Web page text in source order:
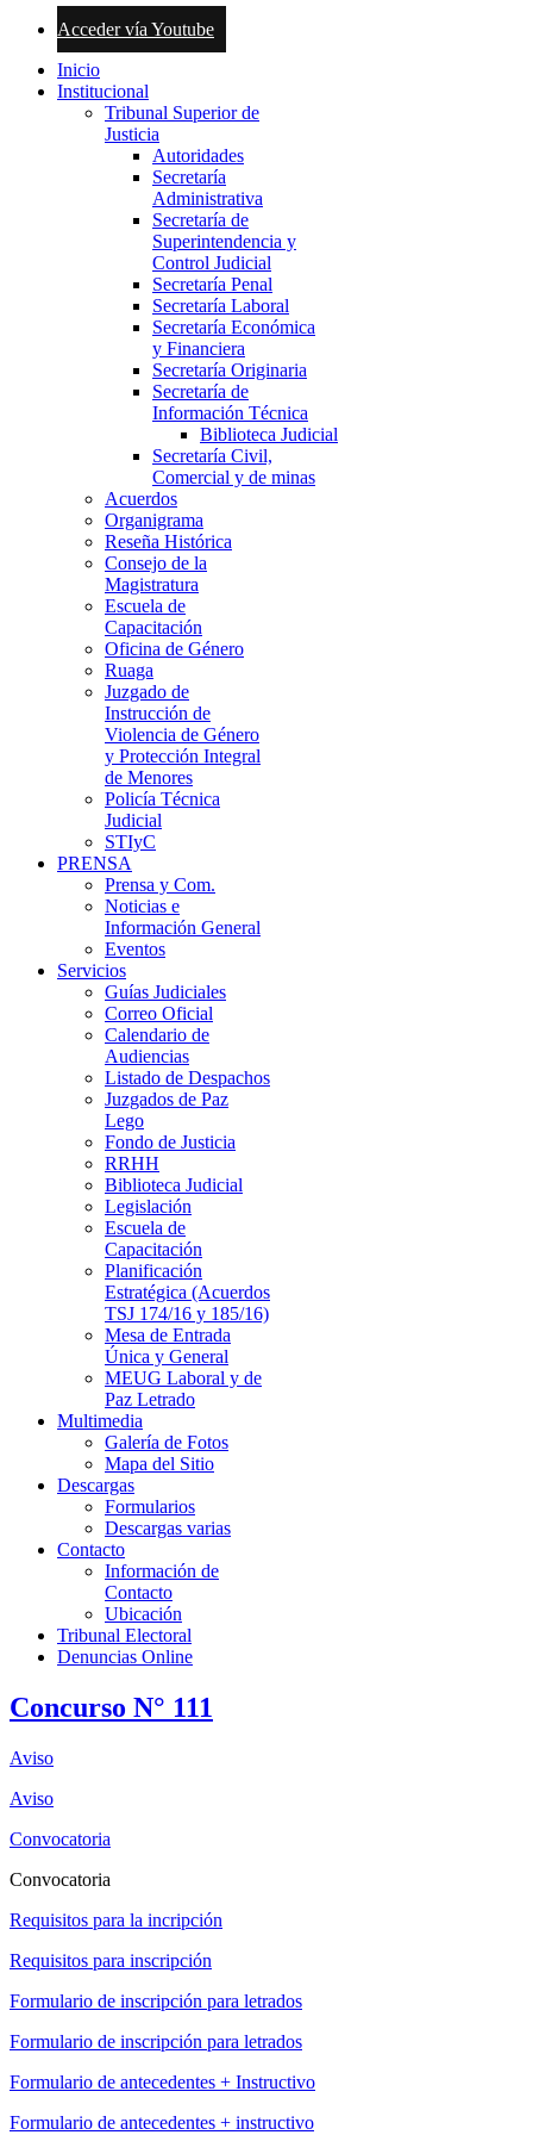
Acceder vía Youtube
Inicio
Institucional
Tribunal Superior de
Justicia
Autoridades
Secretaría
Administrativa
Secretaría de
Superintendencia y
Control Judicial
Secretaría Penal
Secretaría Laboral
Secretaría Económica
y Financiera
Secretaría Originaria
Secretaría de
Información Técnica
Biblioteca Judicial
Secretaría Civil,
Comercial y de minas
Acuerdos
Organigrama
Reseña Histórica
Consejo de la
Magistratura
Escuela de
Capacitación
Oficina de Género
Ruaga
Juzgado de
Instrucción de
Violencia de Género
y Protección Integral
de Menores
Policía Técnica
Judicial
STIyC
PRENSA
Prensa y Com.
Noticias e
Información General
Eventos
Servicios
Guías Judiciales
Correo Oficial
Calendario de
Audiencias
Listado de Despachos
Juzgados de Paz
Lego
Fondo de Justicia
RRHH
Biblioteca Judicial
Legislación
Escuela de
Capacitación
Planificación
Estratégica (Acuerdos
TSJ 174/16 y 185/16)
Mesa de Entrada
Única y General
MEUG Laboral y de
Paz Letrado
Multimedia
Galería de Fotos
Mapa del Sitio
Descargas
Formularios
Descargas varias
Contacto
Información de
Contacto
Ubicación
Tribunal Electoral
Denuncias Online
Concurso N° 111
Aviso
Aviso
Convocatoria
Convocatoria
Requisitos para la incripción
Requisitos para inscripción
Formulario de inscripción para letrados
Formulario de inscripción para letrados
Formulario de antecedentes + Instructivo
Formulario de antecedentes + instructivo